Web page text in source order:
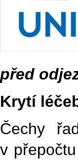
před
Krytí
Čechy
v